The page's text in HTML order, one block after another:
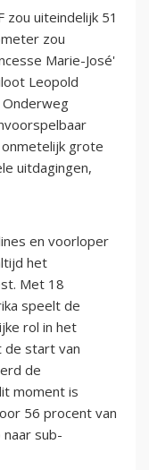
zou uiteindelijk 51
zou
Marie-José'
Leopold
Onderweg
grote
uitdagingen,
en voorloper
het
Met 18
speelt de
rol in het
de start van
de
moment is
56 procent van
sub-